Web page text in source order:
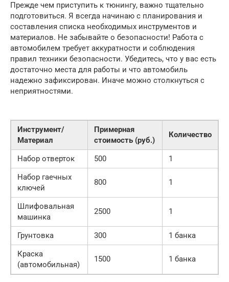
Прежде чем приступить к тюнингу, важно тщательно
подготовиться. Я всегда начинаю с планирования и
составления списка необходимых инструментов и
материалов. Не забывайте о безопасности! Работа с
автомобилем требует аккуратности и соблюдения
правил техники безопасности. Убедитесь, что у вас есть
достаточно места для работы и что автомобиль
надежно зафиксирован. Иначе можно столкнуться с
неприятностями.
Инструмент/
Материал
Примерная
стоимость (руб.)
Количество
Набор отверток 500
1
Набор гаечных
ключей
800 1
Шлифовальная
машинка
2500 1
Грунтовка 300
1 банка
Краска
(автомобильная)
1500 1 банка